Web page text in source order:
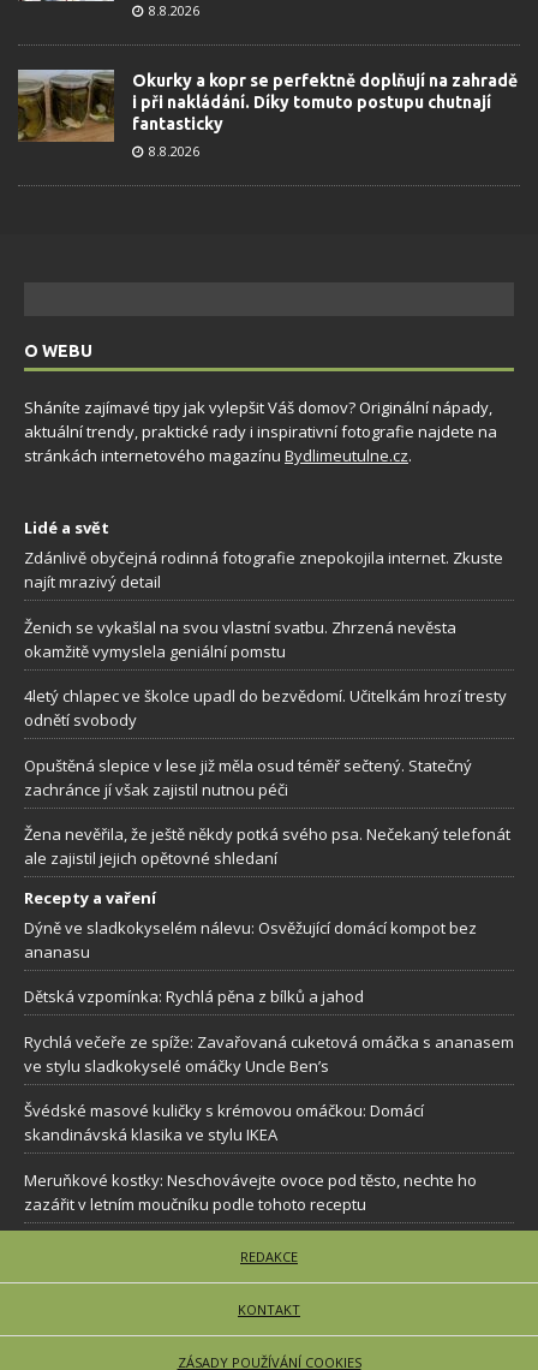
8.8.2026
Okurky a kopr se perfektně doplňují na zahradě
i při nakládání. Díky tomuto postupu chutnají
fantasticky
8.8.2026
O WEBU
Sháníte zajímavé tipy jak vylepšit Váš domov? Originální nápady,
aktuální trendy, praktické rady i inspirativní fotografie najdete na
stránkách internetového magazínu Bydlimeutulne.cz.
Lidé a svět
Zdánlivě obyčejná rodinná fotografie znepokojila internet. Zkuste
najít mrazivý detail
Ženich se vykašlal na svou vlastní svatbu. Zhrzená nevěsta
okamžitě vymyslela geniální pomstu
4letý chlapec ve školce upadl do bezvědomí. Učitelkám hrozí tresty
odnětí svobody
Opuštěná slepice v lese již měla osud téměř sečtený. Statečný
zachránce jí však zajistil nutnou péči
Žena nevěřila, že ještě někdy potká svého psa. Nečekaný telefonát
ale zajistil jejich opětovné shledaní
Recepty a vaření
Dýně ve sladkokyselém nálevu: Osvěžující domácí kompot bez
ananasu
Dětská vzpomínka: Rychlá pěna z bílků a jahod
Rychlá večeře ze spíže: Zavařovaná cuketová omáčka s ananasem
ve stylu sladkokyselé omáčky Uncle Ben’s
Švédské masové kuličky s krémovou omáčkou: Domácí
skandinávská klasika ve stylu IKEA
Meruňkové kostky: Neschovávejte ovoce pod těsto, nechte ho
zazářit v letním moučníku podle tohoto receptu
REDAKCE
KONTAKT
ZÁSADY POUŽÍVÁNÍ COOKIES